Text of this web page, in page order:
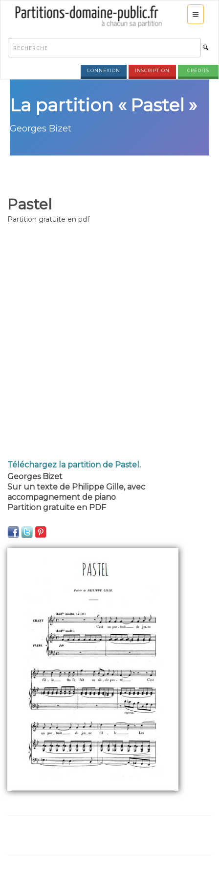
CONNEXION INSCRIPTION CRÉDITS
La partition « Pastel »
Georges Bizet
Pastel
Partition gratuite en pdf
Téléchargez la partition de Pastel .
Georges Bizet
Sur un texte de Philippe Gille, avec
accompagnement de piano
Partition gratuite en PDF